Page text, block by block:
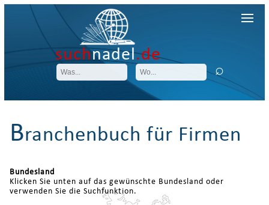
suchnadel.de
Branchenbuch für Firmen
Bundesland
Klicken Sie unten auf das gewünschte Bundesland oder
verwenden Sie die Suchfunktion.